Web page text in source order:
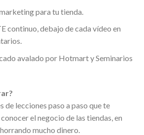
para tu tienda.
continuo, debajo de cada vídeo en
avalado por Hotmart y Seminarios
de lecciones paso a paso que te
el negocio de las tiendas, en
mucho dinero.